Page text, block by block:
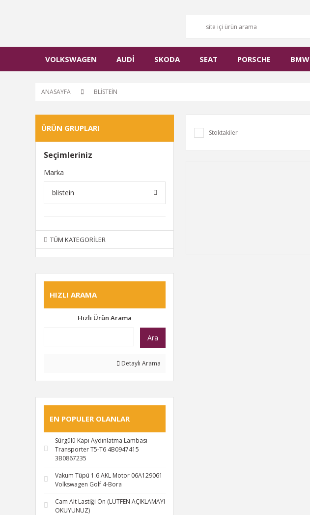
VOLKSWAGEN AUDİ SKODA SEAT PORSCHE BMW
ANASAYFA BLİSTEİN
ÜRÜN GRUPLARI
Seçimleriniz
Marka
blistein
TÜM KATEGORILER
HIZLI ARAMA
Hızlı Ürün Arama
Ara
Detaylı Arama
EN POPULER OLANLAR
Sürgülü Kapı Aydınlatma Lambası
Transporter T5-T6 4B0947415
3B0867235
Vakum Tüpü 1.6 AKL Motor 06A129061
Volkswagen Golf 4-Bora
Cam Alt Lastiği Ön (LÜTFEN AÇIKLAMAYI
OKUYUNUZ)
Stoktakiler